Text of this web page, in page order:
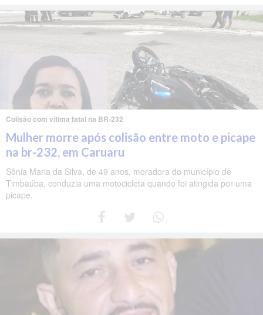
Colisão com vítima fatal na BR-232
Mulher morre após colisão entre moto e picape
na br-232, em Caruaru
Sônia Maria da Silva, de 49 anos, moradora do município de
Timbaúba, conduzia uma motocicleta quando foi atingida por uma
picape.